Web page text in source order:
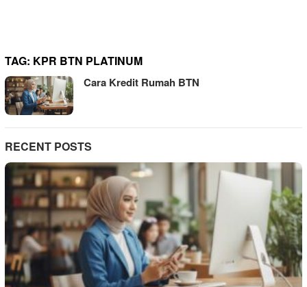
TAG: KPR BTN PLATINUM
Cara Kredit Rumah BTN
RECENT POSTS